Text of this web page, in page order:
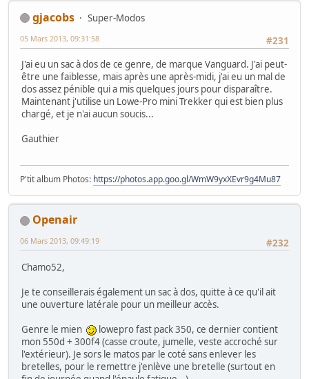
gjacobs
Super-Modos
#231
05 Mars 2013, 09:31:58
J'ai eu un sac à dos de ce genre, de marque Vanguard. J'ai peut-
être une faiblesse, mais après une après-midi, j'ai eu un mal de
dos assez pénible qui a mis quelques jours pour disparaître.
Maintenant j'utilise un Lowe-Pro mini Trekker qui est bien plus
chargé, et je n'ai aucun soucis...
Gauthier
P'tit album Photos: https://photos.app.goo.gl/WmW9yxXEvr9g4Mu87
Openair
#232
06 Mars 2013, 09:49:19
Chamo52,
Je te conseillerais également un sac à dos, quitte à ce qu'il ait
une ouverture latérale pour un meilleur accès.
Genre le mien
lowepro fast pack 350, ce dernier contient
mon 550d + 300f4 (casse croute, jumelle, veste accroché sur
l'extérieur). Je sors le matos par le coté sans enlever les
bretelles, pour le remettre j'enlève une bretelle (surtout en